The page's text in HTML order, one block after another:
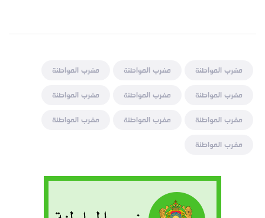
مغرب المواطنة مغرب المواطنة
مغرب المواطنة
مغرب المواطنة
مغرب المواطنة
مغرب المواطنة
مغرب المواطنة
مغرب المواطنة
مغرب المواطنة
مغرب المواطنة